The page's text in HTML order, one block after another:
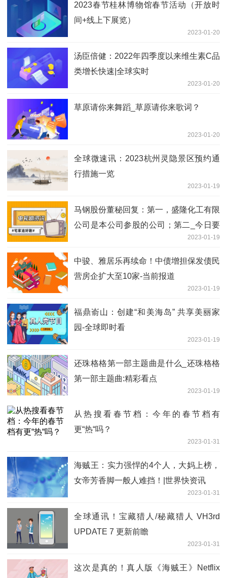
2023春节桂林博物馆春节活动（开放时
间+线上下展览）
2023-01-20
汤臣倍健：2022年四季度以来维生素C品
类增长快速|全球实时
2023-01-20
草原请你来舞蹈_草原请你来歌词？
2023-01-20
全球微速讯：2023杭州灵隐景区预约通
行措施一览
2023-01-19
马钢股份董秘回复：第一，盛隆化工有限
公司是本公司参股的公司；第二_今日要
2023-01-19
中骏、雅居乐再续命！中债增担保发债民
营房企扩大至10家-当前报道
2023-01-19
福鼎嵛山：创建“和美海岛” 共享美丽家
园-全球即时看
2023-01-19
还珠格格第一部主题曲是什么_还珠格格
第一部主题曲:精彩看点
2023-01-19
从热搜看春节档：今年的春节档有
更“热“吗？
2023-01-31
海贼王：实力强悍的4个人，大妈上榜，
女帝芳香脚一般人难挡！|世界快资讯
2023-01-31
全球通讯！宝藏猎人/秘藏猎人 VH3rd
UPDATE 7 更新前瞻
2023-01-31
这次是真的！真人版《海贼王》Netflix